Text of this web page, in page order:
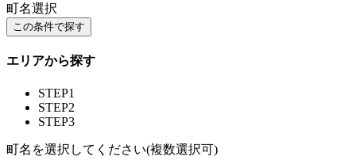
町名選択
エリアから探す
STEP1
STEP2
STEP3
町名を選択してください(複数選択可)